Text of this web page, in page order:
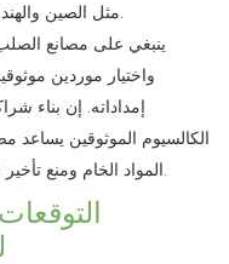
مثل الصين والهند، محدودًا، مما يؤدي إلى تقلبات في الأسعار.
ينبغي على مصانع
واختيار موردين
إمداداته. إن بناء
الكالسيوم الموثوقين
المواد الخام ومنع تأخير الإنتاج الناجم عن اضطرابات سلسلة التوريد.